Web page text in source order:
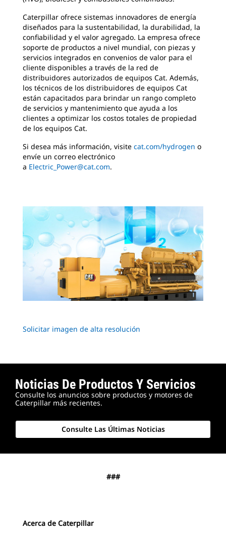
Caterpillar ofrece sistemas innovadores de energía
diseñados para la sustentabilidad, la durabilidad, la
confiabilidad y el valor agregado. La empresa ofrece
soporte de productos a nivel mundial, con piezas y
servicios integrados en convenios de valor para el
cliente disponibles a través de la red de
distribuidores autorizados de equipos Cat. Además,
los técnicos de los distribuidores de equipos Cat
están capacitados para brindar un rango completo
de servicios y mantenimiento que ayuda a los
clientes a optimizar los costos totales de propiedad
de los equipos Cat.
Si desea más información, visite cat.com/hydrogen o
envíe un correo electrónico
a Electric_Power@cat.com.
Solicitar imagen de alta resolución
Noticias De Productos Y Servicios
Consulte los anuncios sobre productos y motores de
Caterpillar más recientes.
Consulte Las Últimas Noticias
###
Acerca de Caterpillar